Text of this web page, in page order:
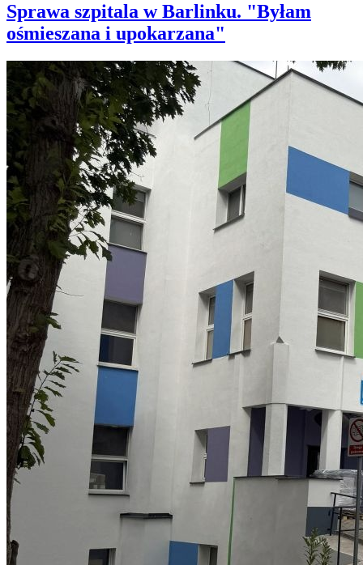
Sprawa szpitala w Barlinku. "Byłam
ośmieszana i upokarzana"